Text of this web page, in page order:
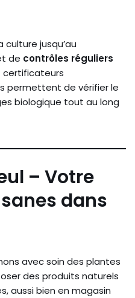
jusqu’au
de contrôles réguliers
certificateurs
permettent de vérifier le
biologique tout au long
– Votre
dans
avec soin des plantes
des produits naturels
aussi bien en magasin